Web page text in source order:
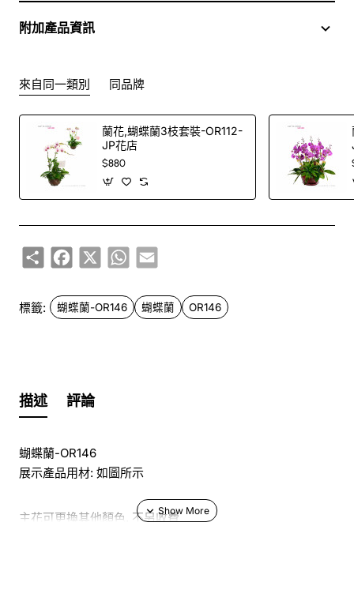
附加產品資訊
來自同一類別 同品牌
蘭花,蝴蝶蘭3枝套裝-OR112-
JP花店
$880
ShareFacebook
X WhatsApp
Email
標籤: 蝴蝶蘭-OR146 蝴蝶蘭 OR146
描述 評論
蝴蝶蘭-OR146
展示產品用材: 如圖所示
主花可更換其他顏色, 不另收費